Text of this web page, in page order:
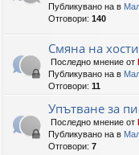
Публикувано на в
Отговори: 140
Смяна на
Последно мнение от
Публикувано на в
Отговори: 11
Упътване за
Последно мнение от
Публикувано на в
Отговори: 7